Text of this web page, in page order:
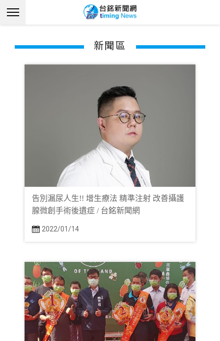
新聞區
告別漏尿人生!! 增生療法 精準注射 改善攝護
腺微創手術後遺症 / 台銘新聞網
2022/01/14